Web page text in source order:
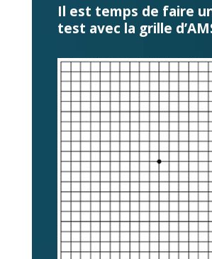
Il est temps de faire
test avec la grille